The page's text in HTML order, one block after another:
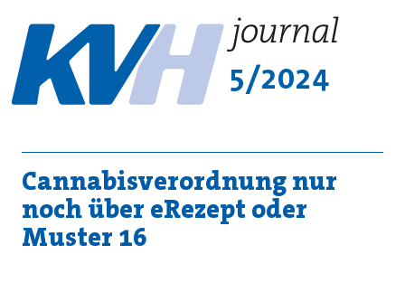
5/2024
Cannabisverordnung nur
noch über eRezept oder
Muster 16